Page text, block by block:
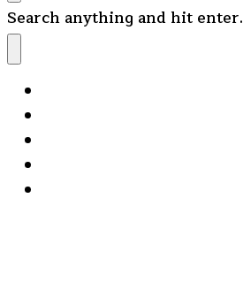
Looking
for
Something?
Search anything and hit enter.